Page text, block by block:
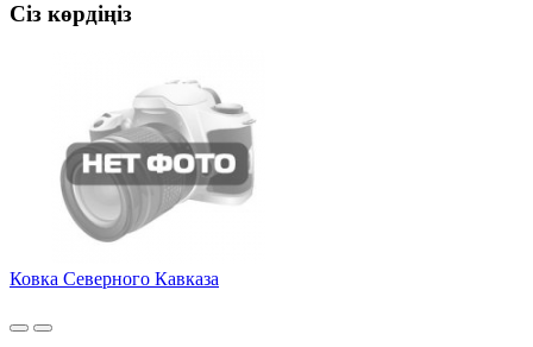
Сіз көрдіңіз
Ковка Северного Кавказа